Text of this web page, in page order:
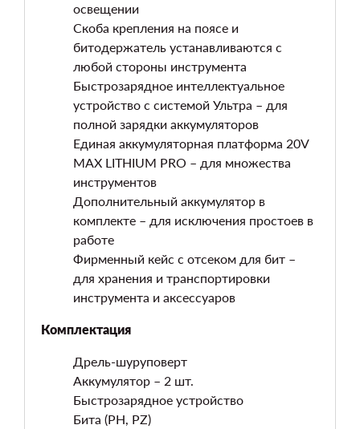
освещении
Скоба крепления на поясе и
битодержатель устанавливаются с
любой стороны инструмента
Быстрозарядное интеллектуальное
устройство с системой Ультра – для
полной зарядки аккумуляторов
Единая аккумуляторная платформа 20V
MAX LITHIUM PRO – для множества
инструментов
Дополнительный аккумулятор в
комплекте – для исключения простоев в
работе
Фирменный кейс с отсеком для бит –
для хранения и транспортировки
инструмента и аксессуаров
Комплектация
Дрель-шуруповерт
Аккумулятор – 2 шт.
Быстрозарядное устройство
Бита (PH, PZ)